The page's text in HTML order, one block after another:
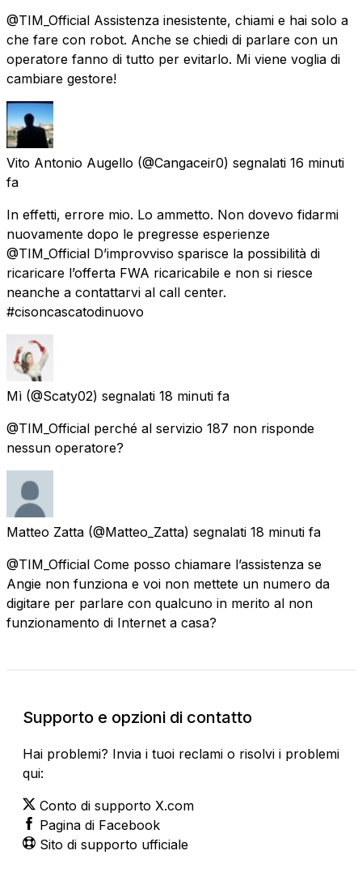
@TIM_Official Assistenza inesistente, chiami e hai solo a
che fare con robot. Anche se chiedi di parlare con un
operatore fanno di tutto per evitarlo. Mi viene voglia di
cambiare gestore!
Vito Antonio Augello (@Cangaceir0) segnalati 16 minuti
fa
In effetti, errore mio. Lo ammetto. Non dovevo fidarmi
nuovamente dopo le pregresse esperienze
@TIM_Official D’improvviso sparisce la possibilità di
ricaricare l’offerta FWA ricaricabile e non si riesce
neanche a contattarvi al call center.
#cisoncascatodinuovo
Mì (@Scaty02) segnalati 18 minuti fa
@TIM_Official perché al servizio 187 non risponde
nessun operatore?
Matteo Zatta (@Matteo_Zatta) segnalati 18 minuti fa
@TIM_Official Come posso chiamare l’assistenza se
Angie non funziona e voi non mettete un numero da
digitare per parlare con qualcuno in merito al non
funzionamento di Internet a casa?
Supporto e opzioni di contatto
Hai problemi? Invia i tuoi reclami o risolvi i problemi
qui:
Conto di supporto X.com
Pagina di Facebook
Sito di supporto ufficiale